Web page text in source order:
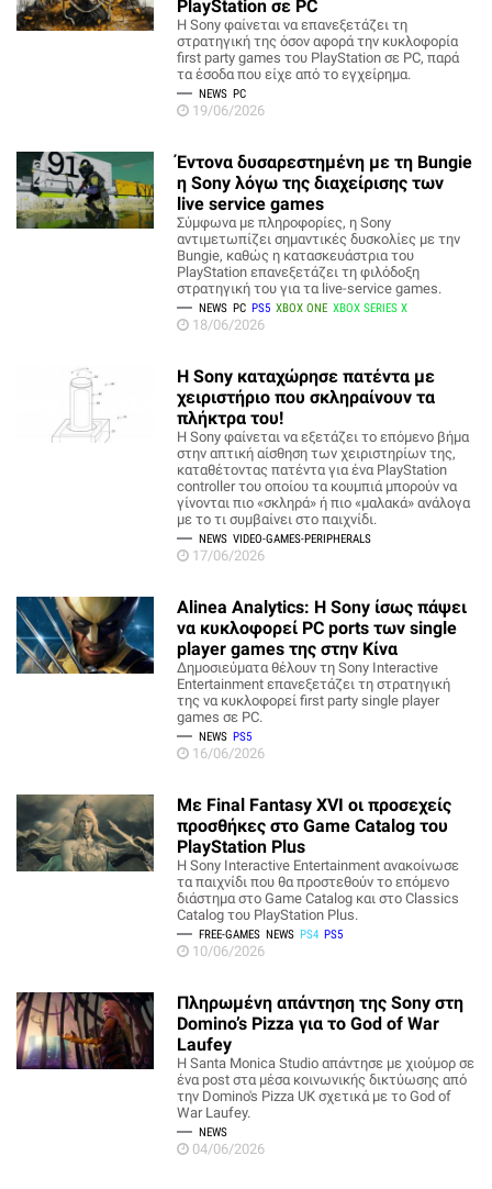
PlayStation σε PC
Η Sony φαίνεται να επανεξετάζει τη
στρατηγική της όσον αφορά την κυκλοφορία
first party games του PlayStation σε PC, παρά
τα έσοδα που είχε από το εγχείρημα.
NEWS PC
19/06/2026
Έντονα δυσαρεστημένη με τη Bungie
η Sony λόγω της διαχείρισης των
live service games
Σύμφωνα με πληροφορίες, η Sony
αντιμετωπίζει σημαντικές δυσκολίες με την
Bungie, καθώς η κατασκευάστρια του
PlayStation επανεξετάζει τη φιλόδοξη
στρατηγική του για τα live-service games.
NEWS PC PS5 XBOX ONE XBOX SERIES X
18/06/2026
Η Sony καταχώρησε πατέντα με
χειριστήριο που σκληραίνουν τα
πλήκτρα του!
Η Sony φαίνεται να εξετάζει το επόμενο βήμα
στην απτική αίσθηση των χειριστηρίων της,
καταθέτοντας πατέντα για ένα PlayStation
controller του οποίου τα κουμπιά μπορούν να
γίνονται πιο «σκληρά» ή πιο «μαλακά» ανάλογα
με το τι συμβαίνει στο παιχνίδι.
NEWS VIDEO-GAMES-PERIPHERALS
17/06/2026
Alinea Analytics: Η Sony ίσως πάψει
να κυκλοφορεί PC ports των single
player games της στην Κίνα
Δημοσιεύματα θέλουν τη Sony Interactive
Entertainment επανεξετάζει τη στρατηγική
της να κυκλοφορεί first party single player
games σε PC.
NEWS PS5
16/06/2026
Με Final Fantasy XVI οι προσεχείς
προσθήκες στο Game Catalog του
PlayStation Plus
Η Sony Interactive Entertainment ανακοίνωσε
τα παιχνίδι που θα προστεθούν το επόμενο
διάστημα στο Game Catalog και στο Classics
Catalog του PlayStation Plus.
FREE-GAMES NEWS PS4 PS5
10/06/2026
Πληρωμένη απάντηση της Sony στη
Domino’s Pizza για το God of War
Laufey
Η Santa Monica Studio απάντησε με χιούμορ σε
ένα post στα μέσα κοινωνικής δικτύωσης από
την Domino's Pizza UK σχετικά με το God of
War Laufey.
NEWS
04/06/2026